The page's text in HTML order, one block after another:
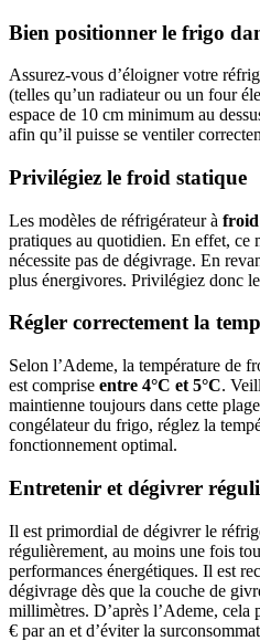
Bien positionner le frigo
Assurez-vous d’éloigner votre
(telles qu’un radiateur ou un four
espace de 10 cm minimum au
afin qu’il puisse se ventiler
Privilégiez le froid statique
Les modèles de réfrigérateur à froid
pratiques au quotidien. En effet, ce
nécessite pas de dégivrage. En
plus énergivores. Privilégiez donc
Régler correctement la
Selon l’Ademe, la température de
est comprise entre 4°C et 5°C.
maintienne toujours dans cette
congélateur du frigo, réglez la
fonctionnement optimal.
Entretenir et dégivrer
Il est primordial de dégivrer le
régulièrement, au moins une fois
performances énergétiques. Il est
dégivrage dès que la couche de
millimètres. D’après l’Ademe, cela
€ par an et d’éviter la